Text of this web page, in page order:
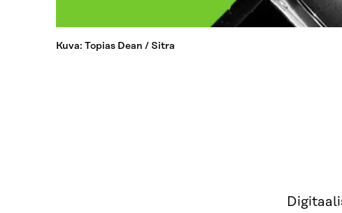
Kuva: Topias Dean / Sitra